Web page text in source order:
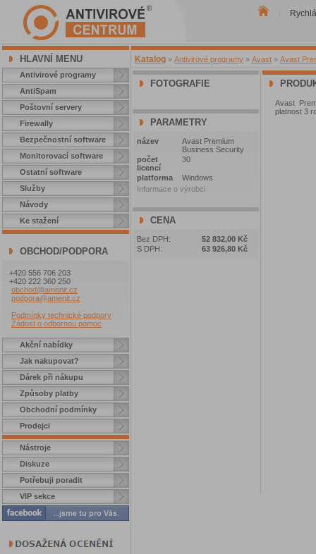
HLAVNÍ MENU
Antivirové programy
AntiSpam
Poštovní servery
Firewally
Bezpečnostní software
Monitorovací software
Ostatní software
Služby
Návody
Ke stažení
OBCHOD/PODPORA
+420 556 706 203
+420 222 360 250
obchod@amenit.cz
podpora@amenit.cz
Podmínky technické podpory
Žádost o odbornou pomoc
Akční nabídky
Jak nakupovat?
Dárek při nákupu
Způsoby platby
Obchodní podmínky
Prodejci
Nástroje
Diskuze
Potřebuji poradit
VIP sekce
Katalog » Antivirové programy » Avast » Avast
FOTOGRAFIE
PARAMETRY
název
Avast Premium
Business Security
počet
licencí
30
platforma
Windows
Informace o výrobci
CENA
Bez DPH:
52 832,00 Kč
S DPH:
63 926,80 Kč
Avast
platnost 3